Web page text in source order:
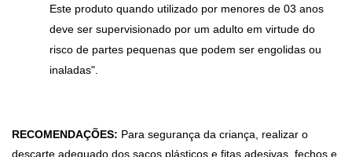
Este produto quando utilizado por menores de 03 anos
deve ser supervisionado por um adulto em virtude do
risco de partes pequenas que podem ser engolidas ou
inaladas".
RECOMENDAÇÕES: Para segurança da criança, realizar o
descarte adequado dos sacos plásticos e fitas adesivas, fechos e